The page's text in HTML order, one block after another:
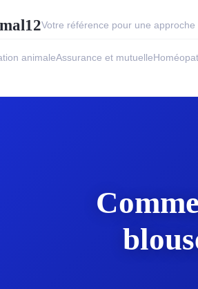
Votre référence pour une
animaleAssurance et mutuelle